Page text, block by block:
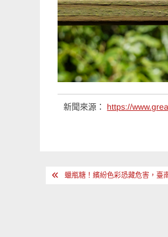
新聞來源： https://
文 蠟瓶糖！繽紛色彩恐藏危害，臺